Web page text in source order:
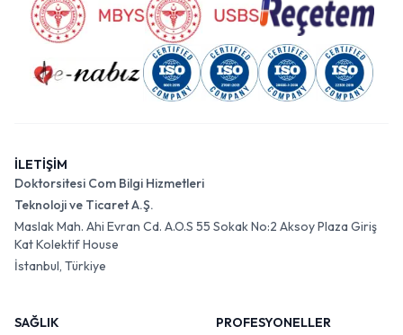
İLETİŞİM
Doktorsitesi Com Bilgi Hizmetleri
Teknoloji ve Ticaret A.Ş.
Maslak Mah. Ahi Evran Cd. A.O.S 55 Sokak No:2 Aksoy Plaza Giriş
Kat Kolektif House
İstanbul, Türkiye
SAĞLIK
PROFESYONELLER